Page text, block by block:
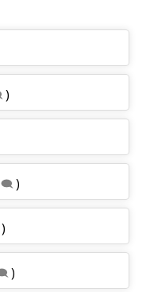
)
)
)
)